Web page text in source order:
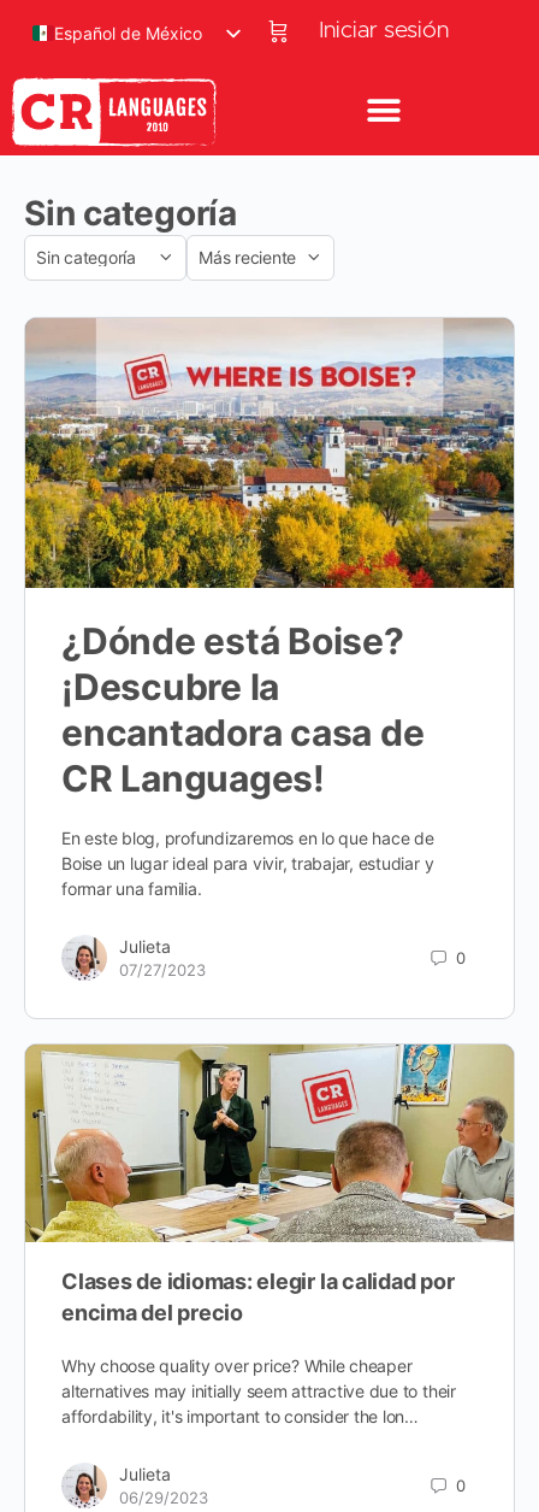
Iniciar sesión
Español de México
Sin categoría
¿Dónde está Boise?
¡Descubre la
encantadora casa de
CR Languages!
En este blog, profundizaremos en lo que hace de
Boise un lugar ideal para vivir, trabajar, estudiar y
formar una familia.
Julieta
07/27/2023
0
Clases de idiomas: elegir la calidad por
encima del precio
Why choose quality over price? While cheaper
alternatives may initially seem attractive due to their
affordability, it's important to consider the lon…
Julieta
06/29/2023
0